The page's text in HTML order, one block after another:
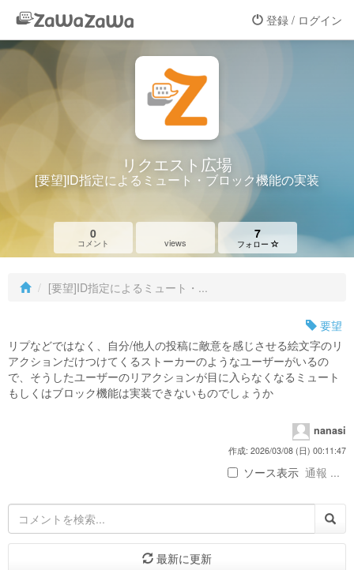
登録 / ログイン
リクエスト広場
[要望]ID指定によるミュート・ブロック機能の実装
0
コメント views
7
フォロー
[要望]ID指定によるミュート・...
要望
リプなどではなく、自分/他人の投稿に敵意を感じさせる絵文字のリ
アクションだけつけてくるストーカーのようなユーザーがいるの
で、そうしたユーザーのリアクションが目に入らなくなるミュート
もしくはブロック機能は実装できないものでしょうか
nanasi
作成: 2026/03/08 (日) 00:11:47
ソース表示 通報 ...
最新に更新